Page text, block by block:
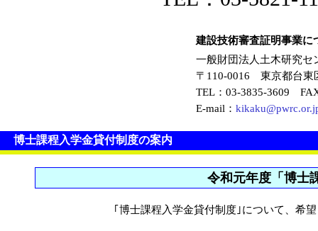
建設技術審査証明事業に
一般財団法人土木研究
〒110-0016 東京都台東
TEL：03-3835-3609
E-mail：
博士課程入学金貸付制度の案内
令和元年度「博士
｢博士課程入学金貸付制度｣について、希